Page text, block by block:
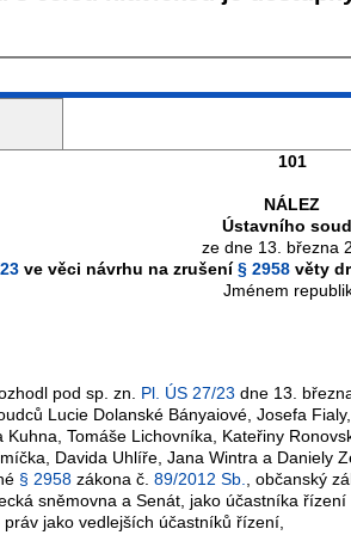
101
NÁLEZ
Ústavního
ze dne 13. března
ve věci návrhu na zrušení§ 2958věty
Jménem
pod sp. zn. Pl. ÚS 27/23 dne 13.
Lucie Dolanské Bányaiové, Josefa
Kuhna, Tomáše Lichovníka, Kateřiny
Davida Uhlíře, Jana Wintra a Daniely
§ 2958 zákona č. 89/2012 Sb.
, občanský
sněmovna a Senát, jako účastníka
jako vedlejších účastníků řízení,
náhrady
škody